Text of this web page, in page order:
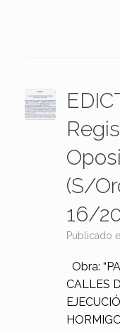
(S/
16/
Publicado el
Obra:
CALLES